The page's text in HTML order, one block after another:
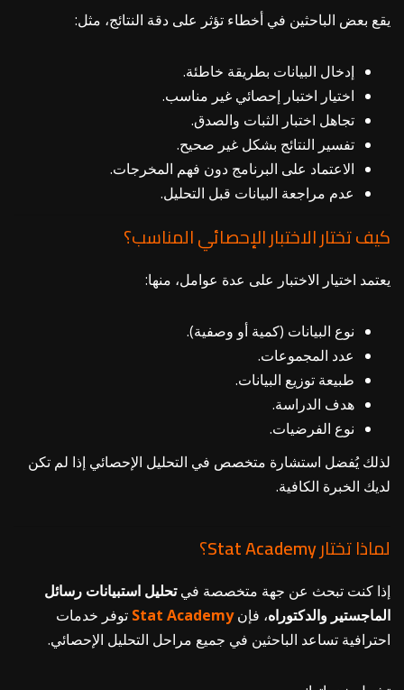
يقع بعض الباحثين في أخطاء تؤثر على دقة النتائج، مثل:
إدخال البيانات بطريقة خاطئة.
اختيار اختبار إحصائي غير مناسب.
تجاهل اختبار الثبات والصدق.
تفسير النتائج بشكل غير صحيح.
الاعتماد على البرنامج دون فهم المخرجات.
عدم مراجعة البيانات قبل التحليل.
كيف تختار الاختبار الإحصائي المناسب؟
يعتمد اختيار الاختبار على عدة عوامل، منها:
نوع البيانات (كمية أو وصفية).
عدد المجموعات.
طبيعة توزيع البيانات.
هدف الدراسة.
نوع الفرضيات.
لذلك يُفضل استشارة متخصص في التحليل الإحصائي إذا لم تكن
لديك الخبرة الكافية.
لماذا تختار StatAcademy ؟
إذا كنت تبحث عن جهة متخصصة فيتحليل استبيانات رسائل
الماجستير والدكتوراه، فإن Stat Academy
توفر خدمات
احترافية تساعد الباحثين في جميع مراحل التحليل الإحصائي.